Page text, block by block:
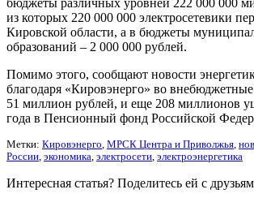
из которых 220 000 000 электросетевики
Кировской области, а в бюджеты
образований – 2 000 000 рублей.
Помимо этого, сообщают новости
благодаря «Кировэнерго» во
51 миллион рублей, и еще 208 миллионов
года в Пенсионный фонд Российской
Метки: Кировэнерго, МРСК Центра и Приволжья,
России, экономика, электросети, электроэнергетика
Интересная статья? Поделитесь ей с